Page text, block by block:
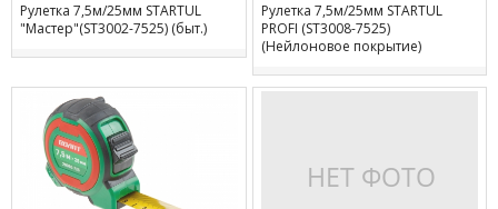
Рулетка 7,5м/25мм STARTUL
"Мастер"(ST3002-7525) (быт.)
Рулетка 7,5м/25мм STARTUL
PROFI (ST3008-7525)
(Нейлоновое покрытие)